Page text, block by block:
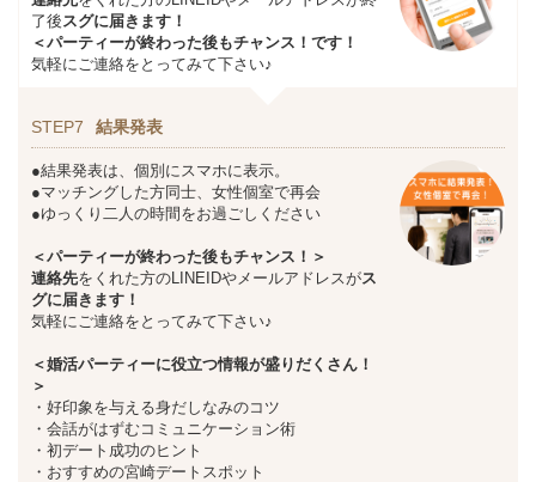
了後 スグに届きます！
＜パーティーが終わった後もチャンス！です！
気軽にご連絡をとってみて下さい♪
STEP7 結果発表
●結果発表は、個別にスマホに表示。
●マッチングした方同士、女性個室で再会
●ゆっくり二人の時間をお過ごしください
＜パーティーが終わった後もチャンス！＞
連絡先をくれた方のLINEIDやメールアドレスがス
グに届きます！
気軽にご連絡をとってみて下さい♪
＜婚活パーティーに役立つ情報が盛りだくさん！
＞
・好印象を与える身だしなみのコツ
・会話がはずむコミュニケーション術
・初デート成功のヒント
・おすすめの宮崎デートスポット